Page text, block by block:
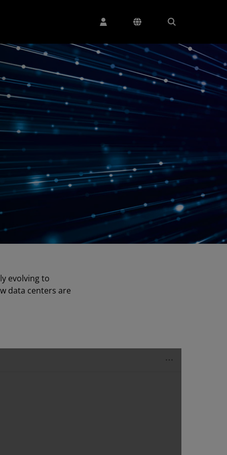
evolving to
data centers are